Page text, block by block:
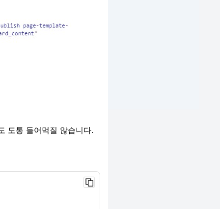
도통 들어먹질 않습니다.